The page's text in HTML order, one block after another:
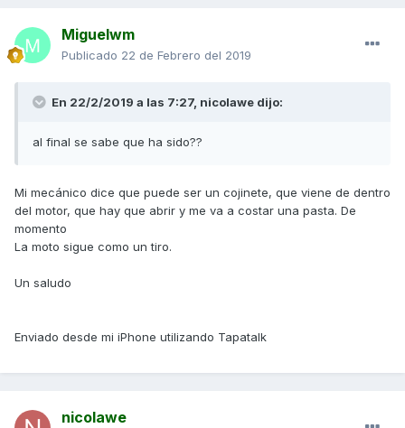
Miguelwm
Publicado 22 de Febrero del 2019
En 22/2/2019 a las 7:27, nicolawe dijo:
al final se sabe que ha sido??
Mi mecánico dice que puede ser un cojinete, que viene de dentro
del motor, que hay que abrir y me va a costar una pasta. De
momento
La moto sigue como un tiro.
Un saludo
Enviado desde mi iPhone utilizando Tapatalk
nicolawe